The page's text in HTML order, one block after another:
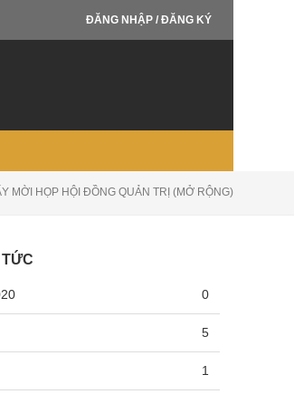
ĐĂNG NHẬP / ĐĂNG KÝ
MỜI HỌP HỘI ĐỒNG QUẢN TRỊ (MỞ RỘNG)
0
5
1